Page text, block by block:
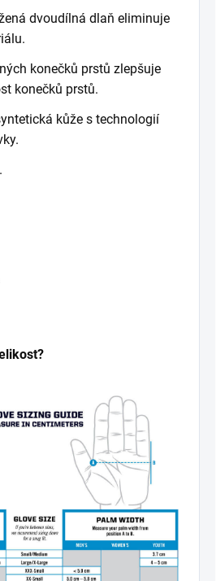
dvoudílná dlaň eliminuje
konečků prstů zlepšuje
konečků prstů.
kůže s technologií